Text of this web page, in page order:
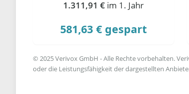
1.311,91 € im 1. Jahr
581,63 € gespart
© 2025 Verivox GmbH - Alle Rechte vorbehalten.
oder die Leistungsfähigkeit der dargestellten